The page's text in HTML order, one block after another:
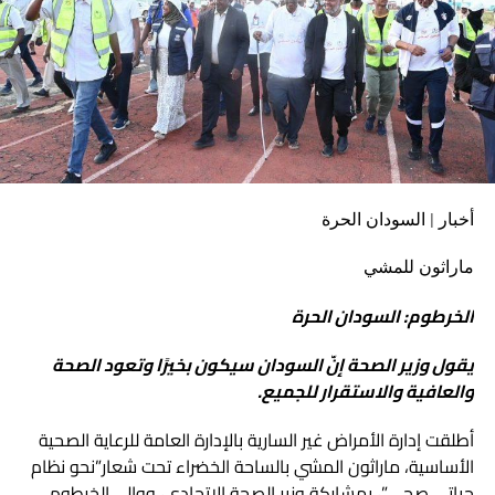
الكهربائي، كما اطمأن على الجهود الجارية لإصلاح العطل في سد
مروي، خاصةً وأنّ الاسبيرات الخاصة بتصليح هذه الأعطال قد
وصلت إلى البلاد وكل الفرق الفنية جاهزة لتقديم الخدمة
المطلوبة.
أخبار | السودان الحرة
ماراثون للمشي
الخرطوم: السودان الحرة
يقول وزير الصحة إنّ السودان سيكون بخيرًا وتعود الصحة
والعافية والاستقرار للجميع.
أطلقت إدارة الأمراض غير السارية بالإدارة العامة للرعاية الصحية
الأساسية، ماراثون المشي بالساحة الخضراء تحت شعار”نحو نظام